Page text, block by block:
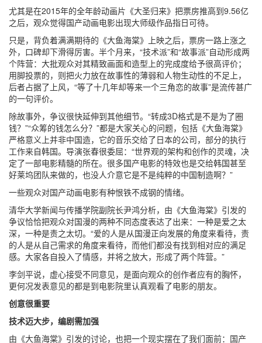
尤其是在2015年的全年龄动画片《大圣归来》把票房推高到9.56亿
之后，观众觉得国产动画电影出现大师级作品指日可待。
只是，背负着满满期待的《大鱼海棠》上映之后，票房一路上涨之
外，口碑却下滑得厉害。半个月来，“技术派”和“故事派”自动形成两
个阵营：大批观众对其精致画面和造型上的完成度给予很高评价；
用脚投票的，则把火力放在故事性的薄弱和人物生动性的不足上，
后者占据了上风，“等了十几年却等来一个三角恋的故事”是流传甚广
的一句评价。
除故事外，争议很快延伸到其他细节。“转成3D格式是不是为了圈
钱？”“众筹的钱怎么分？”都是大家关心的问题，包括《大鱼海棠》
严格意义上并非中国造，它的音乐交给了日本的公司，部分的执行
工作来自韩国。导演张春很委屈：“世界观的架构和创作的灵魂，决
定了一部电影精髓的所在。很多国产电影的特效也是交给韩国甚至
好莱坞团队来做的，也没人介意它是不是纯粹的中国制造啊？”
一些观众对国产动画电影有种恨铁不成钢的情绪。
清华大学新闻与传播学院副院长尹鸿分析，由《大鱼海棠》引发的
争议恰恰把观众对国漫的两种不同态度表达了出来：一种是爱之太
深，一种是责之太切。“爱的人是从国漫正向发展的角度来看待，责
的人是从自己需求的角度来看待，而他们都没有找到相对应的满足
感。大家各自投入了情感，并将之放大，形成了两个阵营。”
李剑平说，虚心接受不同意见，是面向观众的创作者应有的胸怀，
更何况发表意见的都是到电影院里认真观看了电影的朋友。
创意很重要
技术迈大步，编剧需加强
由《大鱼海棠》引发的讨论，也把一个现实摆在了我们面前：国产